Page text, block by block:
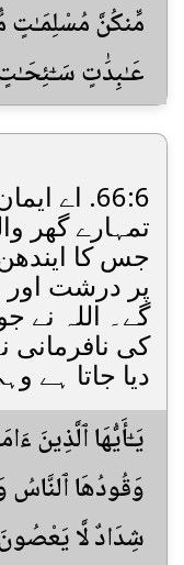
مِّنكُنَّ مُسْلِمَـٰتٍ
عَـٰبِدَٰتٍ سَـٰٓئِحَـٰتٍ
66:6. اے
تمہارے گھر
جس کا
پر درشت
گے۔ اللہ نے
کی
دیا جاتا ہے
يَـٰٓأَيُّهَا ٱلَّذِينَ
وَقُودُهَا ٱلنَّاسُ
شِدَادٌ لَّا